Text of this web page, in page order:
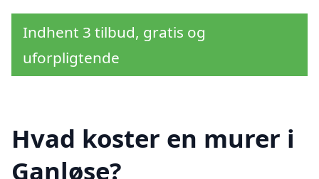
Indhent 3 tilbud, gratis og
uforpligtende
Hvad koster en murer i
Ganløse?